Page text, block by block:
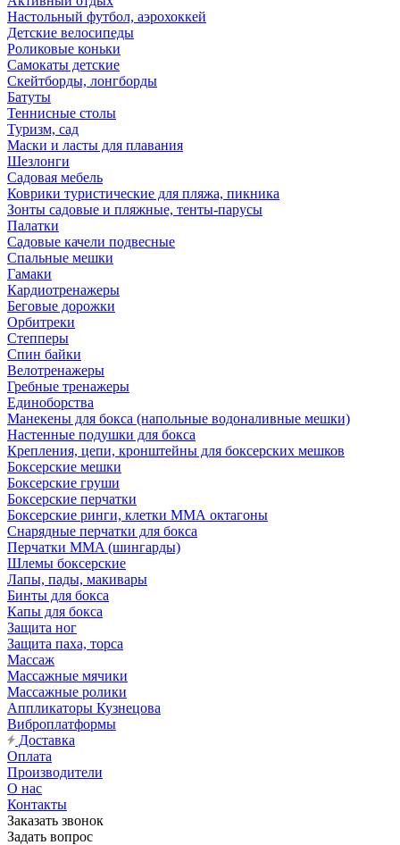
Настольный футбол, аэрохоккей
Детские велосипеды
Роликовые коньки
Самокаты детские
Скейтборды, лонгборды
Батуты
Теннисные столы
Туризм, сад
Маски и ласты для плавания
Шезлонги
Садовая мебель
Коврики туристические для пляжа, пикника
Зонты садовые и пляжные, тенты-парусы
Палатки
Садовые качели подвесные
Спальные мешки
Гамаки
Кардиотренажеры
Беговые дорожки
Орбитреки
Степперы
Спин байки
Велотренажеры
Гребные тренажеры
Единоборства
Манекены для бокса (напольные водоналивные мешки)
Настенные подушки для бокса
Крепления, цепи, кронштейны для боксерских мешков
Боксерские мешки
Боксерские груши
Боксерские перчатки
Боксерские ринги, клетки ММА октагоны
Снарядные перчатки для бокса
Перчатки MMA (шингарды)
Шлемы боксерские
Лапы, пады, макивары
Бинты для бокса
Капы для бокса
Защита ног
Защита паха, торса
Массаж
Массажные мячики
Массажные ролики
Аппликаторы Кузнецова
Виброплатформы
Доставка
Оплата
Производители
О нас
Контакты
Заказать звонок
Задать вопрос